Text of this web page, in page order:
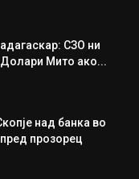
СЗО ни
Мито ако...
над банка во
прозорец